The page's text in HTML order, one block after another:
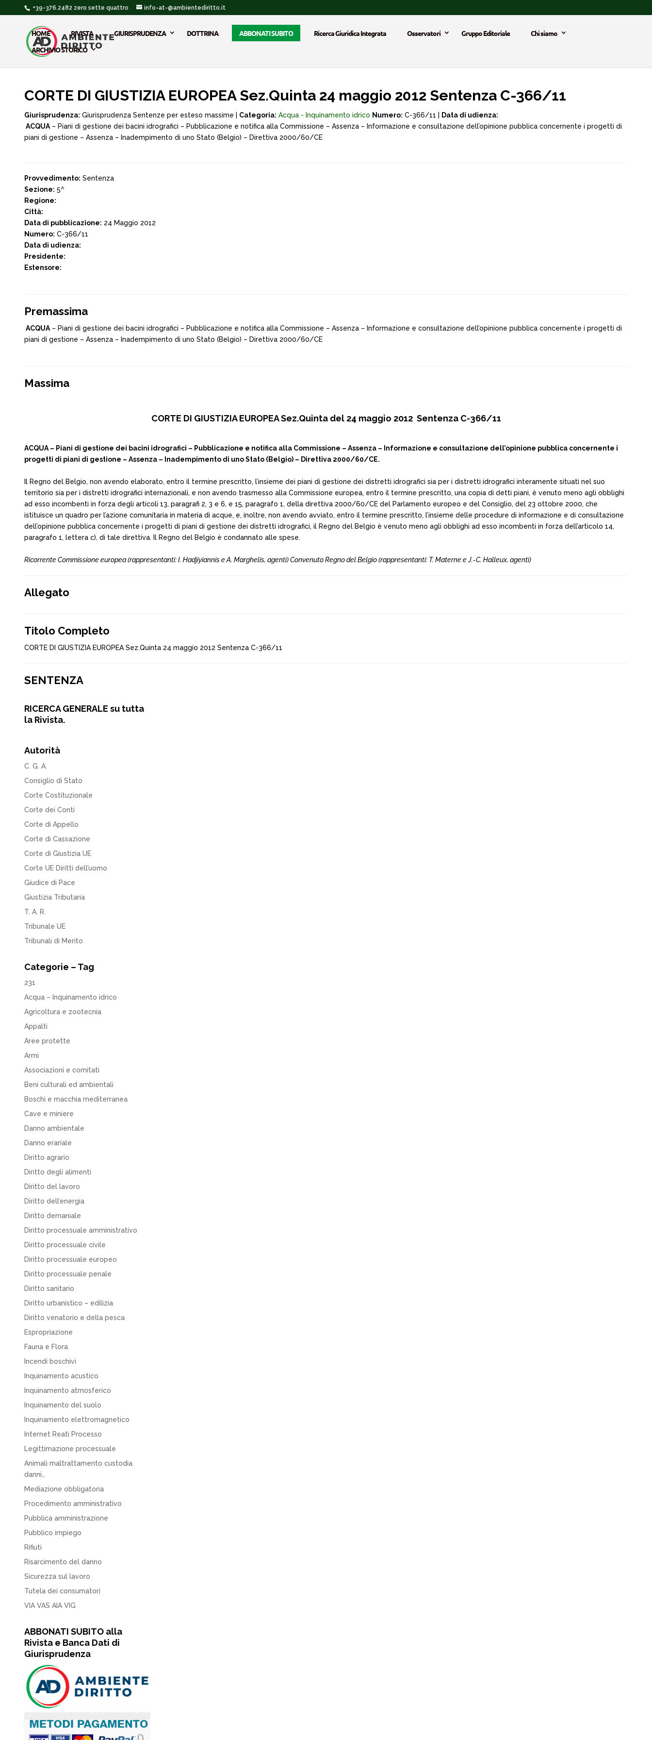
+39-376.2482 zero sette quattro info-at-@ambientediritto.it
HOME RIVISTA GIURISPRUDENZA DOTTRINA ABBONATI SUBITO Ricerca Giuridica Integrata Osservatori Gruppo Editoriale
Chi siamo
ARCHIVIO STORICO
CORTE DI GIUSTIZIA EUROPEA Sez.Quinta 24 maggio 2012 Sentenza C-366/11
Giurisprudenza: Giurisprudenza Sentenze per esteso massime | Categoria: Acqua - Inquinamento idrico Numero: C-366/11 |
Data di udienza:
ACQUA – Piani di gestione dei bacini idrografici – Pubblicazione e notifica alla Commissione – Assenza – Informazione e consultazione dell’opinione pubblica concernente i progetti di
piani di gestione – Assenza – Inadempimento di uno Stato (Belgio) – Direttiva 2000/60/CE
Provvedimento: Sentenza
Sezione: 5^
Regione:
Città:
Data di pubblicazione: 24 Maggio 2012
Numero: C-366/11
Data di udienza:
Presidente:
Estensore:
Premassima
ACQUA – Piani di gestione dei bacini idrografici – Pubblicazione e notifica alla Commissione – Assenza – Informazione e consultazione dell’opinione pubblica concernente i progetti di
piani di gestione – Assenza – Inadempimento di uno Stato (Belgio) – Direttiva 2000/60/CE
Massima
CORTE DI GIUSTIZIA EUROPEA Sez.Quinta del 24 maggio 2012 Sentenza C-366/11
ACQUA – Piani di gestione dei bacini idrografici – Pubblicazione e notifica alla Commissione – Assenza – Informazione e consultazione dell’opinione pubblica concernente i
progetti di piani di gestione – Assenza – Inadempimento di uno Stato (Belgio) – Direttiva 2000/60/CE.
Il Regno del Belgio, non avendo elaborato, entro il termine prescritto, l’insieme dei piani di gestione dei distretti idrografici sia per i distretti idrografici interamente situati nel suo
territorio sia per i distretti idrografici internazionali, e non avendo trasmesso alla Commissione europea, entro il termine prescritto, una copia di detti piani, è venuto meno agli obblighi
ad esso incombenti in forza degli articoli 13, paragrafi 2, 3 e 6, e 15, paragrafo 1, della direttiva 2000/60/CE del Parlamento europeo e del Consiglio, del 23 ottobre 2000, che
istituisce un quadro per l’azione comunitaria in materia di acque, e, inoltre, non avendo avviato, entro il termine prescritto, l’insieme delle procedure di informazione e di consultazione
dell’opinione pubblica concernente i progetti di piani di gestione dei distretti idrografici, il Regno del Belgio è venuto meno agli obblighi ad esso incombenti in forza dell’articolo 14,
paragrafo 1, lettera c), di tale direttiva. Il Regno del Belgio è condannato alle spese.
Ricorrente Commissione europea (rappresentanti: I. Hadjiyiannis e A. Marghelis, agenti) Convenuto Regno del Belgio (rappresentanti: T. Materne e J.-C. Halleux, agenti)
Allegato
Titolo Completo
CORTE DI GIUSTIZIA EUROPEA Sez.Quinta 24 maggio 2012 Sentenza C-366/11
SENTENZA
RICERCA GENERALE su tutta
la Rivista.
Autorità
C. G. A.
Consiglio di Stato
Corte Costituzionale
Corte dei Conti
Corte di Appello
Corte di Cassazione
Corte di Giustizia UE
Corte UE Diritti dell’uomo
Giudice di Pace
Giustizia Tributaria
T. A. R.
Tribunale UE
Tribunali di Merito
Categorie – Tag
231
Acqua – Inquinamento idrico
Agricoltura e zootecnia
Appalti
Aree protette
Armi
Associazioni e comitati
Beni culturali ed ambientali
Boschi e macchia mediterranea
Cave e miniere
Danno ambientale
Danno erariale
Diritto agrario
Diritto degli alimenti
Diritto del lavoro
Diritto dell’energia
Diritto demaniale
Diritto processuale amministrativo
Diritto processuale civile
Diritto processuale europeo
Diritto processuale penale
Diritto sanitario
Diritto urbanistico – edilizia
Diritto venatorio e della pesca
Espropriazione
Fauna e Flora
Incendi boschivi
Inquinamento acustico
Inquinamento atmosferico
Inquinamento del suolo
Inquinamento elettromagnetico
Internet Reati Processo
Legittimazione processuale
Animali maltrattamento custodia
danni…
Mediazione obbligatoria
Procedimento amministrativo
Pubblica amministrazione
Pubblico impiego
Rifiuti
Risarcimento del danno
Sicurezza sul lavoro
Tutela dei consumatori
VIA VAS AIA VIG
ABBONATI SUBITO alla
Rivista e Banca Dati di
Giurisprudenza